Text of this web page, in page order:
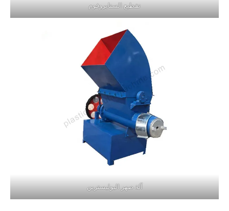
تقطيع الستايروفوم
آلة صهر البوليسترين